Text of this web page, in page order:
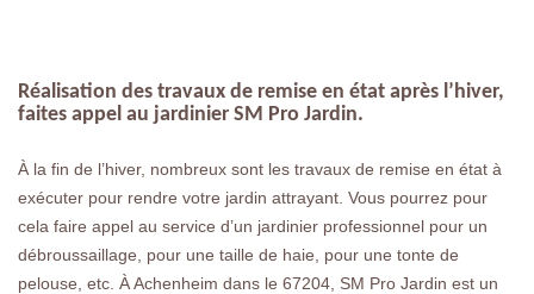
Réalisation des travaux de remise en état après l’hiver,
faites appel au jardinier SM Pro Jardin.
À la fin de l’hiver, nombreux sont les travaux de remise en état à
exécuter pour rendre votre jardin attrayant. Vous pourrez pour
cela faire appel au service d’un jardinier professionnel pour un
débroussaillage, pour une taille de haie, pour une tonte de
pelouse, etc. À Achenheim dans le 67204, SM Pro Jardin est un